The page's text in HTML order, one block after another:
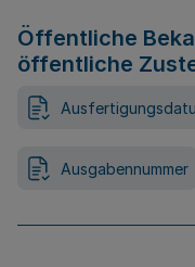
Öffentliche
öffentliche
Ausgabennummer